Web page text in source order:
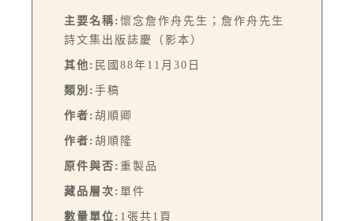
主要名稱: 懷念詹作舟先生；詹作舟先生
詩文集出版誌慶（影本）
其他: 民國88年11月30日
類別: 手稿
作者: 胡順卿
作者: 胡順隆
原件與否: 重製品
藏品層次: 單件
數量單位: 1張共1頁